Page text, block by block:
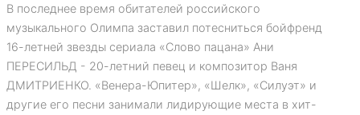
В последнее время обитателей российского
музыкального Олимпа заставил потесниться бойфренд
16-летней звезды сериала «Слово пацана» Ани
ПЕРЕСИЛЬД - 20-летний певец и композитор Ваня
ДМИТРИЕНКО. «Венера-Юпитер», «Шелк», «Силуэт» и
другие его песни занимали лидирующие места в хит-